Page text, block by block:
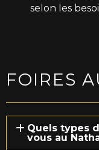
selon les
FOIRES
Quels types
vous au